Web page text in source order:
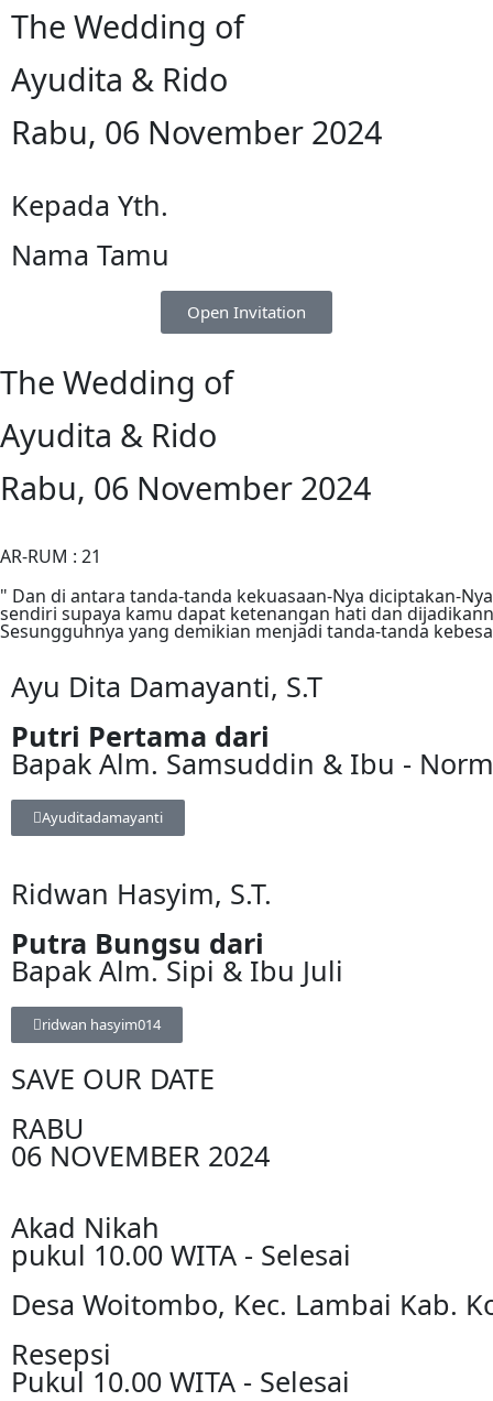
The Wedding of
Ayudita & Rido
Rabu, 06 November 2024
Kepada Yth.
Nama Tamu
Open Invitation
The Wedding of
Ayudita & Rido
Rabu, 06 November 2024
AR-RUM : 21
" Dan di antara tanda-tanda kekuasaan-Nya diciptakan-
sendiri supaya kamu dapat ketenangan hati dan
Sesungguhnya yang demikian menjadi tanda-tanda
Ayu Dita Damayanti, S.T
Putri Pertama dari
Bapak Alm. Samsuddin & Ibu -
Ayuditadamayanti
Ridwan Hasyim, S.T.
Putra Bungsu dari
Bapak Alm. Sipi & Ibu Juli
ridwan hasyim014
SAVE OUR DATE
RABU
06 NOVEMBER 2024
Akad Nikah
pukul 10.00 WITA - Selesai
Desa Woitombo, Kec. Lambai Kab.
Resepsi
Pukul 10.00 WITA - Selesai